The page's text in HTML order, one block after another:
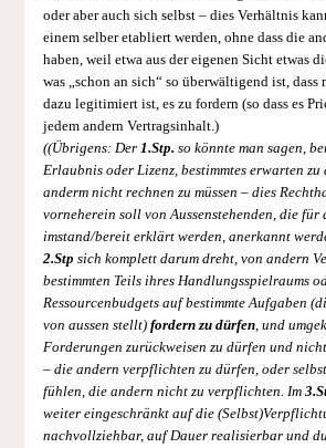
oder aber auch sich selbst – dies Verhältnis
einem selber etabliert werden, ohne dass die
haben, weil etwa aus der eigenen Sicht etwas
was „schon an sich“ so überwältigend ist, dass
dazu legitimiert ist, es zu fordern (so dass es
jedem andern Vertragsinhalt.)
((Übrigens: Der 1.Stp. so könnte man sagen,
Erlaubnis oder Lizenz, bestimmtes erwarten
anderm nicht rechnen zu müssen – dies
vorneherein soll von Aussenstehenden, die für
imstand/bereit erklärt werden, anerkannt
2.Stp sich komplett darum dreht, von andern
bestimmten Teils ihres Handlungsspielraums
Ressourcenbudgets auf bestimmte Aufgaben
von aussen stellt) fordern zu dürfen, und
Forderungen zurückweisen zu dürfen und
– die andern verpflichten zu dürfen, oder
fühlen, die andern nicht zu verpflichten. Im
weiter eingeschränkt auf die
nachvollziehbar, auf Dauer realisierbar und